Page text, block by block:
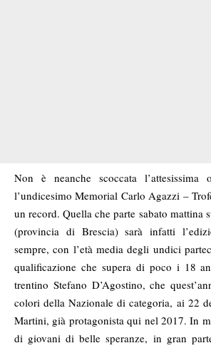
Non è neanche scoccata
l’undicesimo Memorial Carlo Agazzi –
un record. Quella che parte sabato mattina
(provincia di Brescia) sarà infatti
sempre, con l’età media degli undici
qualificazione che supera di poco i 18
trentino Stefano D’Agostino, che
colori della Nazionale di categoria, ai 22
Martini, già protagonista qui nel 2017. In
di giovani di belle speranze, in gran